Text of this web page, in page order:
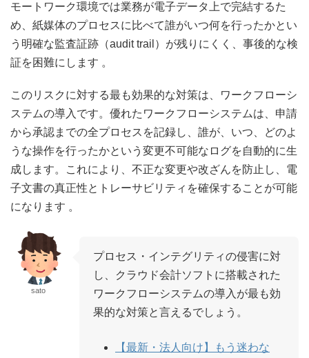
モートワーク環境では業務が電子データ上で完結するた
め、紙媒体のプロセスに比べて誰がいつ何を行ったかとい
う明確な監査証跡（audit trail）が残りにくく、事後的な検
証を困難にします 。
このリスクに対する最も効果的な対策は、ワークフローシ
ステムの導入です。優れたワークフローシステムは、申請
から承認までの全プロセスを記録し、誰が、いつ、どのよ
うな操作を行ったかという変更不可能なログを自動的に生
成します。これにより、不正な変更や改ざんを防止し、電
子文書の真正性とトレーサビリティを確保することが可能
になります 。
sato
プロセス・インテグリティの侵害に対
し、クラウド会計ソフトに搭載された
ワークフローシステムの導入が最も効
果的な対策と言えるでしょう。
【最新・法人向け】もう迷わな